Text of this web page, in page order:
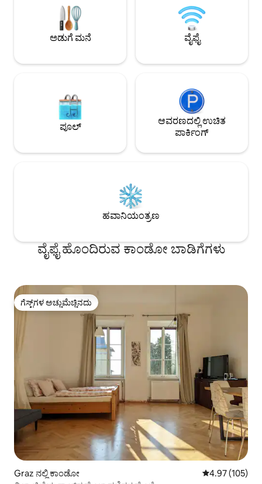
ಬಾಲ್ಕನಿಯೂ ಇವೆ. ಇದಕ್ಕಿಂತ ಹೆಚ್ಚು ಕೇಂದ್ರೀಯ
ಸ್ಥಳವನ್ನು ನೀವು ಕಂಡುಕೊಳ್ಳಲು ಸಾಧ್ಯವಿಲ್ಲ – ಈಗಲೇ
ಬುಕ್ ಮಾಡಿ ಮತ್ತು ಆಗಮಿಸಿ!
ಬಾಗಿಲಲ್ಲಿ ಟ್ರಾಮ್
ರೆಸ್ಟೋರೆಂಟ್‌ಗಳು,
ಅಡುಗೆ ಮನೆ ವೈಫೈ
ಪೂಲ್
ಆವರಣದಲ್ಲಿ ಉಚಿತ
ಪಾರ್ಕಿಂಗ್
ಹವಾನಿಯಂತ್ರಣ
ವೈಫೈ ಹೊಂದಿರುವ ಕಾಂಡೋ ಬಾಡಿಗೆಗಳು
ಗೆಸ್ಟ್‌ಗಳ ಅಚ್ಚುಮೆಚ್ಚಿನದು
ಗೆಸ್ಟ್‌ಗಳ ಅಚ್ಚುಮೆಚ್ಚಿನದು
Graz ನಲ್ಲಿ ಕಾಂಡೋ 5 ರಲ್ಲಿ 4.97
4.97 (105)